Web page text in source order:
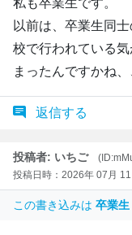
私も卒業生です。
以前は、卒業生同
校で行われている
まったんですかね、
返信する
投稿者: いちご
投稿日時：2026年 07月
この書き込みは 卒業生